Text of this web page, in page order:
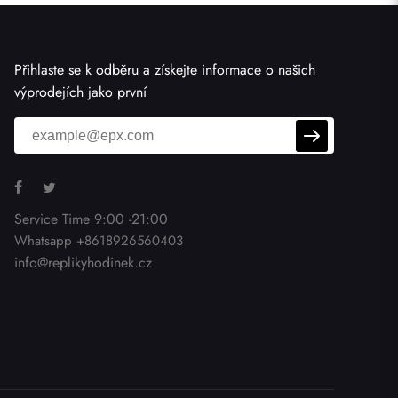
Přihlaste se k odběru a získejte informace o našich
výprodejích jako první
Service Time 9:00 -21:00
Whatsapp +8618926560403
info@replikyhodinek.cz